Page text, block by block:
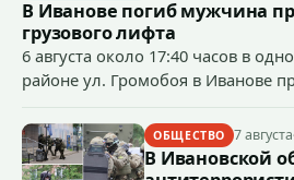
В Иванове погиб мужчина
грузового лифта
6 августа около 17:40 часов в
районе ул. Громобоя в Иванове
ОБЩЕСТВО 7 августа
В Ивановской